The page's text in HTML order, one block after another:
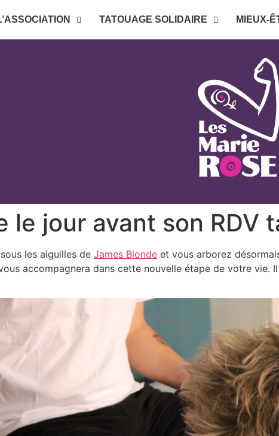
TATOUAGE SOLIDAIRE MIEUX-
le jour avant son RDV
les aiguilles de James Blonde et vous arborez
accompagnera dans cette nouvelle étape de votre vie.